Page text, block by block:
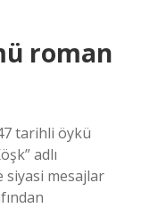
roman
tarihli öykü
adlı
mesajlar